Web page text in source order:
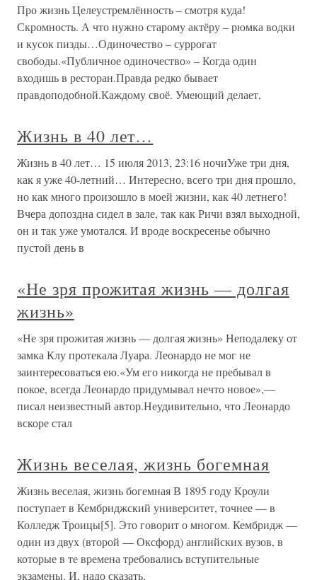
Про жизнь Целеустремлённость – смотря куда!
Скромность. А что нужно старому актёру – рюмка водки
и кусок пизды…Одиночество – суррогат
свободы.«Публичное одиночество» – Когда один
входишь в ресторан.Правда редко бывает
правдоподобной.Каждому своё. Умеющий делает,
Жизнь в 40 лет…
Жизнь в 40 лет… 15 июля 2013, 23:16 ночиУже три дня,
как я уже 40-летний… Интересно, всего три дня прошло,
но как много произошло в моей жизни, как 40 летнего!
Вчера допоздна сидел в зале, так как Ричи взял выходной,
он и так уже умотался. И вроде воскресенье обычно
пустой день в
«Не зря прожитая жизнь — долгая
жизнь»
«Не зря прожитая жизнь — долгая жизнь» Неподалеку от
замка Клу протекала Луара. Леонардо не мог не
заинтересоваться ею.«Ум его никогда не пребывал в
покое, всегда Леонардо придумывал нечто новое»,—
писал неизвестный автор.Неудивительно, что Леонардо
вскоре стал
Жизнь веселая, жизнь богемная
Жизнь веселая, жизнь богемная В 1895 году Кроули
поступает в Кембриджский университет, точнее — в
Колледж Троицы[5]. Это говорит о многом. Кембридж —
один из двух (второй — Оксфорд) английских вузов, в
которые в те времена требовались вступительные
экзамены. И, надо сказать,